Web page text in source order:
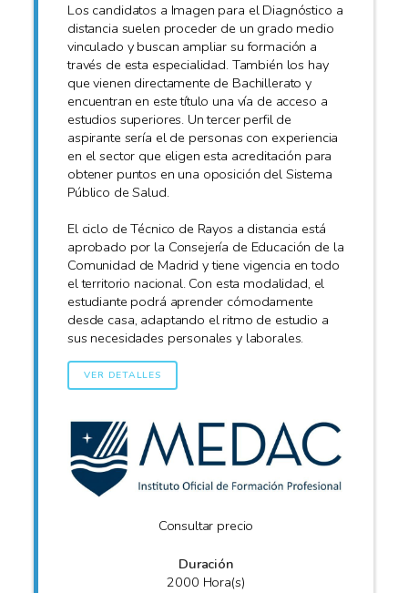
Los candidatos a Imagen para el Diagnóstico a
distancia suelen proceder de un grado medio
vinculado y buscan ampliar su formación a
través de esta especialidad. También los hay
que vienen directamente de Bachillerato y
encuentran en este título una vía de acceso a
estudios superiores. Un tercer perfil de
aspirante sería el de personas con experiencia
en el sector que eligen esta acreditación para
obtener puntos en una oposición del Sistema
Público de Salud.
El ciclo de Técnico de Rayos a distancia está
aprobado por la Consejería de Educación de la
Comunidad de Madrid y tiene vigencia en todo
el territorio nacional. Con esta modalidad, el
estudiante podrá aprender cómodamente
desde casa, adaptando el ritmo de estudio a
sus necesidades personales y laborales.
VER DETALLES
Consultar precio
Duración
2000 Hora(s)